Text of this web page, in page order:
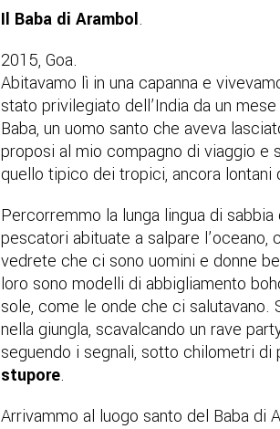
Il Baba di Arambol.
2015, Goa.
Abitavamo lì in una capanna e
stato privilegiato dell’India da un
Baba, un uomo santo che aveva
proposi al mio compagno di viaggio e
quello tipico dei tropici, ancora
Percorremmo la lunga lingua di
pescatori abituate a salpare
vedrete che ci sono uomini e donne
loro sono modelli di abbigliamento
sole, come le onde che ci
nella giungla, scavalcando un rave
seguendo i segnali, sotto chilometri di
stupore.
Arrivammo al luogo santo del Baba di